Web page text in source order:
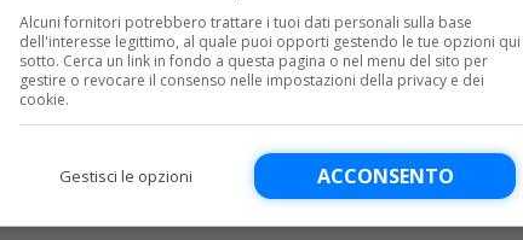
Alcuni fornitori potrebbero trattare i tuoi dati personali sulla base
dell'interesse legittimo, al quale puoi opporti gestendo le tue opzioni qui
sotto. Cerca un link in fondo a questa pagina o nel menu del sito per
gestire o revocare il consenso nelle impostazioni della privacy e dei
cookie.
ACCONSENTO
Gestisci le opzioni